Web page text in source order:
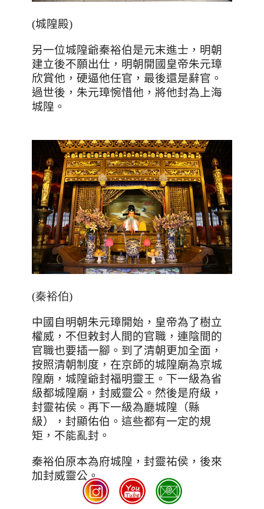
(城隍殿)
另一位城隍爺秦裕伯是元末進士，明朝
建立後不願出仕，明朝開國皇帝朱元璋
欣賞他，硬逼他任官，最後還是辭官。
過世後，朱元璋惋惜他，將他封為上海
城隍。
(秦裕伯)
中國自明朝朱元璋開始，皇帝為了樹立
權威，不但敕封人間的官職，連陰間的
官職也要插一腳。到了清朝更加全面，
按照清朝制度，在京師的城隍廟為京城
隍廟，城隍爺封福明靈王。下一級為省
級都城隍廟，封威靈公。然後是府級，
封靈祐侯。再下一級為廳城隍（縣
級），封顯佑伯。這些都有一定的規
矩，不能亂封。
秦裕伯原本為府城隍，封靈祐侯，後來
加封威靈公。